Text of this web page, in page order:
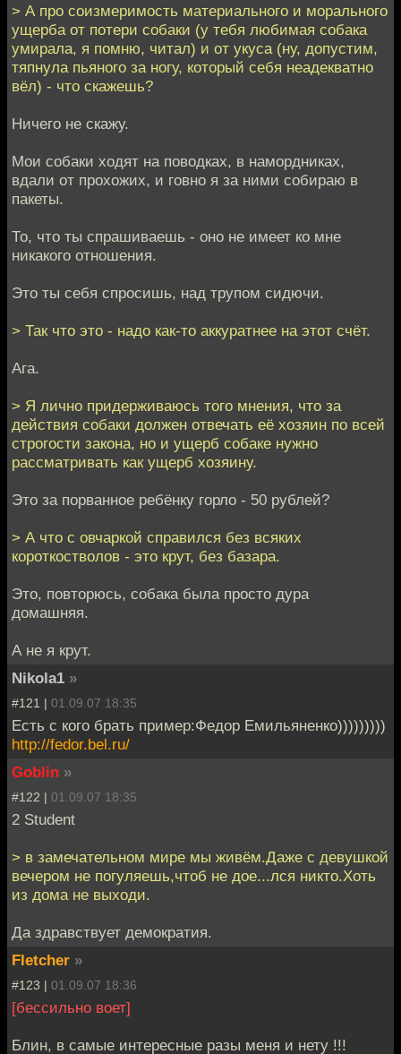
> А про соизмеримость материального и морального
ущерба от потери собаки (у тебя любимая собака
умирала, я помню, читал) и от укуса (ну, допустим,
тяпнула пьяного за ногу, который себя неадекватно
вёл) - что скажешь?
Ничего не скажу.
Мои собаки ходят на поводках, в намордниках,
вдали от прохожих, и говно я за ними собираю в
пакеты.
То, что ты спрашиваешь - оно не имеет ко мне
никакого отношения.
Это ты себя спросишь, над трупом сидючи.
> Так что это - надо как-то аккуратнее на этот счёт.
Ага.
> Я лично придерживаюсь того мнения, что за
действия собаки должен отвечать её хозяин по всей
строгости закона, но и ущерб собаке нужно
рассматривать как ущерб хозяину.
Это за порванное ребёнку горло - 50 рублей?
> А что с овчаркой справился без всяких
короткостволов - это крут, без базара.
Это, повторюсь, собака была просто дура
домашняя.
А не я крут.
Nikola1 »
#121 | 01.09.07 18:35
Есть с кого брать пример:Федор Емильяненко)))))))))
http://fedor.bel.ru/
Goblin »
#122 | 01.09.07 18:35
2 Student
> в замечательном мире мы живём.Даже с девушкой
вечером не погуляешь,чтоб не дое...лся никто.Хоть
из дома не выходи.
Да здравствует демократия.
Fletcher »
#123 | 01.09.07 18:36
[бессильно воет]
Блин, в самые интересные разы меня и нету !!!